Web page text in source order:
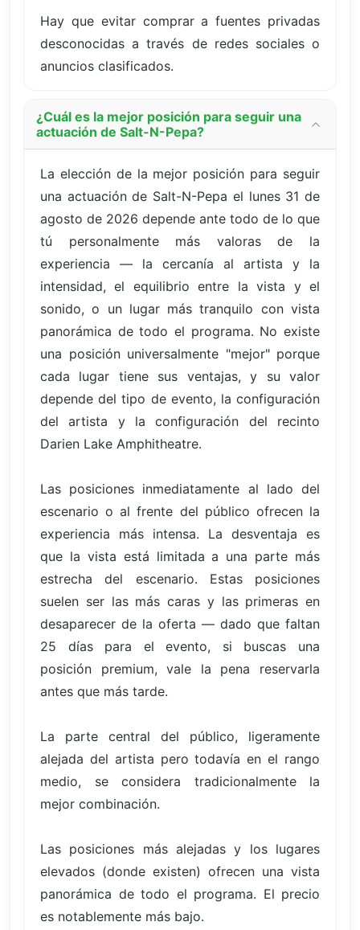
Hay que evitar comprar a fuentes privadas
desconocidas a través de redes sociales o
anuncios clasificados.
¿Cuál es la mejor posición para seguir una
actuación de Salt-N-Pepa?
La elección de la mejor posición para seguir
una actuación de Salt-N-Pepa el lunes 31 de
agosto de 2026 depende ante todo de lo que
tú personalmente más valoras de la
experiencia — la cercanía al artista y la
intensidad, el equilibrio entre la vista y el
sonido, o un lugar más tranquilo con vista
panorámica de todo el programa. No existe
una posición universalmente "mejor" porque
cada lugar tiene sus ventajas, y su valor
depende del tipo de evento, la configuración
del artista y la configuración del recinto
Darien Lake Amphitheatre.
Las posiciones inmediatamente al lado del
escenario o al frente del público ofrecen la
experiencia más intensa. La desventaja es
que la vista está limitada a una parte más
estrecha del escenario. Estas posiciones
suelen ser las más caras y las primeras en
desaparecer de la oferta — dado que faltan
25 días para el evento, si buscas una
posición premium, vale la pena reservarla
antes que más tarde.
La parte central del público, ligeramente
alejada del artista pero todavía en el rango
medio, se considera tradicionalmente la
mejor combinación.
Las posiciones más alejadas y los lugares
elevados (donde existen) ofrecen una vista
panorámica de todo el programa. El precio
es notablemente más bajo.